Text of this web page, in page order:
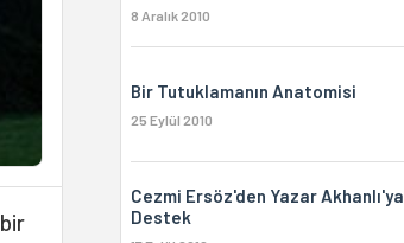
8 Aralık 2010
Bir Tutuklamanın Anatomisi
25 Eylül 2010
Cezmi Ersöz'den Yazar Akhanlı'ya
Destek